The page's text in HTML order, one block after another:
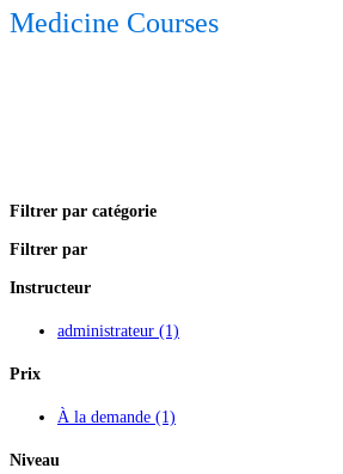
Medicine Courses
Filtrer par catégorie
Filtrer par
Instructeur
administrateur (1)
Prix
À la demande (1)
Niveau